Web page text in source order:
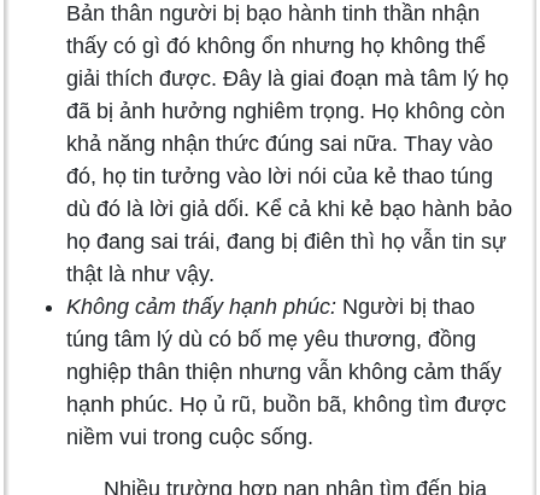
Bản thân người bị bạo hành tinh thần nhận
thấy có gì đó không ổn nhưng họ không thể
giải thích được. Đây là giai đoạn mà tâm lý họ
đã bị ảnh hưởng nghiêm trọng. Họ không còn
khả năng nhận thức đúng sai nữa. Thay vào
đó, họ tin tưởng vào lời nói của kẻ thao túng
dù đó là lời giả dối. Kể cả khi kẻ bạo hành bảo
họ đang sai trái, đang bị điên thì họ vẫn tin sự
thật là như vậy.
Không cảm thấy hạnh phúc: Người bị thao
túng tâm lý dù có bố mẹ yêu thương, đồng
nghiệp thân thiện nhưng vẫn không cảm thấy
hạnh phúc. Họ ủ rũ, buồn bã, không tìm được
niềm vui trong cuộc sống.
Nhiều trường hợp nạn nhân tìm đến bia